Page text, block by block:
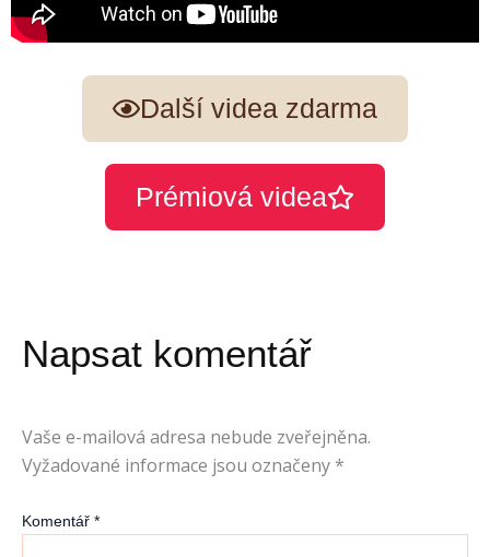
Další videa zdarma
Prémiová videa
Napsat komentář
Vaše e-mailová adresa nebude zveřejněna.
Vyžadované informace jsou označeny *
Komentář *